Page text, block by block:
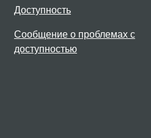
Доступность
Сообщение о проблемах с
доступностью